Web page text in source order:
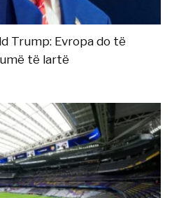
Trump: Evropa do të
të lartë